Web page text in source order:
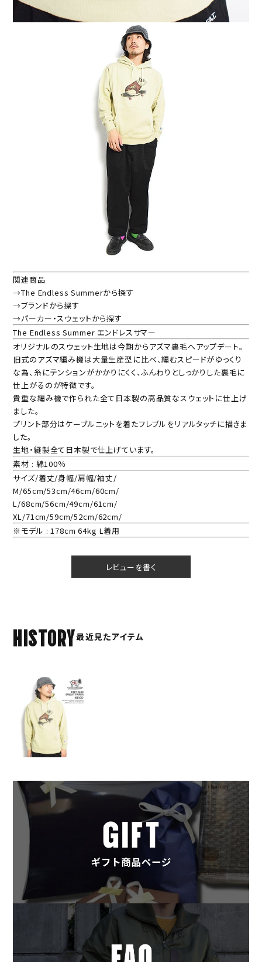
関連商品
→The Endless Summerから探す
→ブランドから探す
→パーカー・スウェットから探す
The Endless Summer エンドレスサマー
オリジナルのスウェット生地は今期からアズマ裏毛へアップデート。
旧式のアズマ編み機は大量生産型に比べ、編むスピードがゆっくり
な為、糸にテンションがかかりにくく、ふんわりとしっかりした裏毛に
仕上がるのが特徴です。
貴重な編み機で作られた全て日本製の高品質なスウェットに仕上げ
ました。
プリント部分はケーブルニットを着たフレブルをリアルタッチに描きま
した。
生地・縫製全て日本製で仕上げています。
素材 : 綿100％
サイズ/着丈/身幅/肩幅/袖丈/
M/65cm/53cm/46cm/60cm/
L/68cm/56cm/49cm/61cm/
XL/71cm/59cm/52cm/62cm/
※モデル : 178cm 64kg L着用
レビューを書く
HISTORY最近見たアイテム